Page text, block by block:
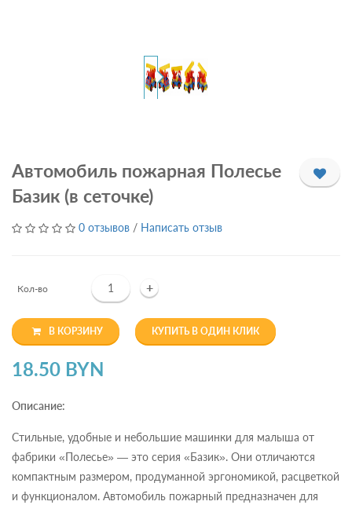
Автомобиль пожарная Полесье
Базик (в сеточке)
0 отзывов / Написать отзыв
Кол-во +
В КОРЗИНУ КУПИТЬ В ОДИН КЛИК
18.50 BYN
Описание:
Стильные, удобные и небольшие машинки для малыша от
фабрики «Полесье» — это серия «Базик». Они отличаются
компактным размером, продуманной эргономикой, расцветкой
и функционалом. Автомобиль пожарный предназначен для